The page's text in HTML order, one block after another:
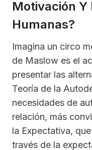
Motivación Y
Humanas?
Imagina un circo
de Maslow es el
presentar las
Teoría de la
necesidades de
relación, más
la Expectativa,
través de la